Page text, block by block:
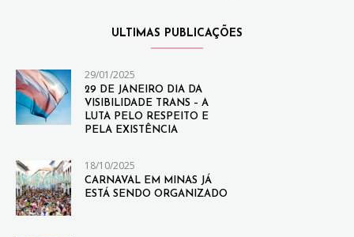
ULTIMAS PUBLICAÇÕES
29/01/2025
29 DE JANEIRO DIA DA
VISIBILIDADE TRANS – A
LUTA PELO RESPEITO E
PELA EXISTÊNCIA
18/10/2025
CARNAVAL EM MINAS JÁ
ESTÁ SENDO ORGANIZADO